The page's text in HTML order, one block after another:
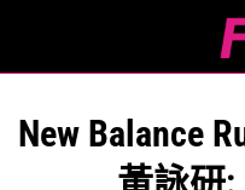
New Balance